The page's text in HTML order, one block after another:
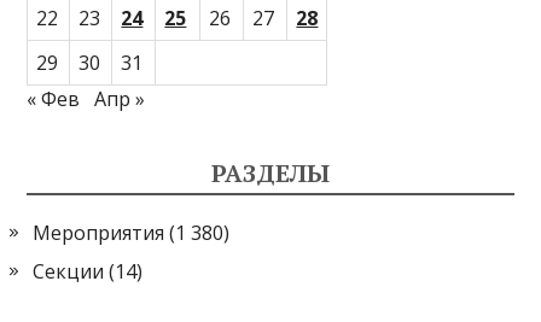
22
23 24 25 26 27
28
29
30
31
« Фев
Апр »
РАЗДЕЛЫ
Мероприятия (1 380)
Секции (14)